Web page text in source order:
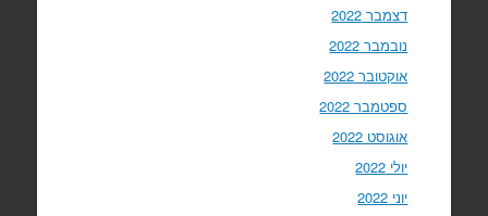
דצמבר 2022
נובמבר 2022
אוקטובר 2022
ספטמבר 2022
אוגוסט 2022
יולי 2022
יוני 2022